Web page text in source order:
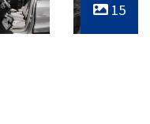
15